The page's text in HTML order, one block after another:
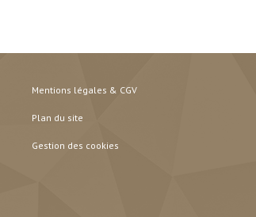
Mentions légales & CGV
Plan du site
Gestion des cookies